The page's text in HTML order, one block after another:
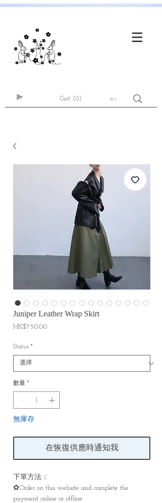
Cart (0) 登入
Juniper Leather Wrap Skirt
HK$750.00價
Status *
數量 *
無庫存
在恢復供應時通知我
下單方法：
✿Order on this website and complete the
payment online or offline